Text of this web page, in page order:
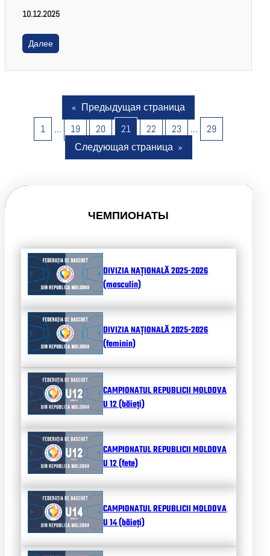
10.12.2025
Далее
« Предыдущая страница
1
… 19 20 21 22 23 …
29
Следующая страница »
ЧЕМПИОНАТЫ
DIVIZIA NAȚIONALĂ 2025-2026
(masculin)
DIVIZIA NAȚIONALĂ 2025-2026
(feminin)
CAMPIONATUL REPUBLICII MOLDOVA
U 12 (băieți)
CAMPIONATUL REPUBLICII MOLDOVA
U 12 (fete)
CAMPIONATUL REPUBLICII MOLDOVA
U 14 (băieți)